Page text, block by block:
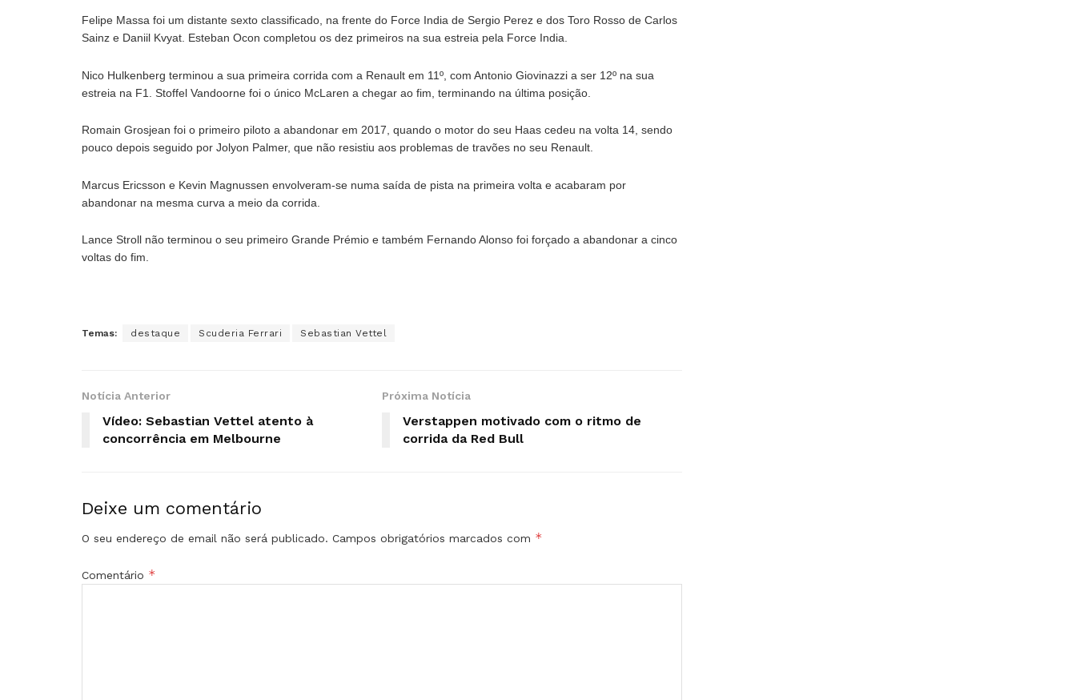
Felipe Massa foi um distante sexto classificado, na frente do Force India de Sergio Perez e dos Toro Rosso de Carlos
Sainz e Daniil Kvyat. Esteban Ocon completou os dez primeiros na sua estreia pela Force India.
Nico Hulkenberg terminou a sua primeira corrida com a Renault em 11º, com Antonio Giovinazzi a ser 12º na sua
estreia na F1. Stoffel Vandoorne foi o único McLaren a chegar ao fim, terminando na última posição.
Romain Grosjean foi o primeiro piloto a abandonar em 2017, quando o motor do seu Haas cedeu na volta 14, sendo
pouco depois seguido por Jolyon Palmer, que não resistiu aos problemas de travões no seu Renault.
Marcus Ericsson e Kevin Magnussen envolveram-se numa saída de pista na primeira volta e acabaram por
abandonar na mesma curva a meio da corrida.
Lance Stroll não terminou o seu primeiro Grande Prémio e também Fernando Alonso foi forçado a abandonar a cinco
voltas do fim.
Temas: destaque Scuderia Ferrari Sebastian Vettel
Notícia Anterior
Vídeo: Sebastian Vettel atento à
concorrência em Melbourne
Próxima Notícia
Verstappen motivado com o ritmo de
corrida da Red Bull
Deixe um comentário
O seu endereço de email não será publicado. Campos obrigatórios marcados com *
Comentário *